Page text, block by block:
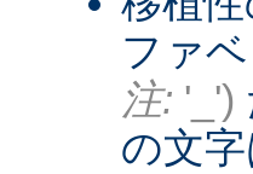
ファ
注: '_')
の文